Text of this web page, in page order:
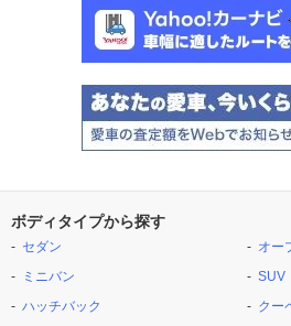
ボディタイプから探す
セダン
ミニバン
ハッチバック
オー
SUV
クー